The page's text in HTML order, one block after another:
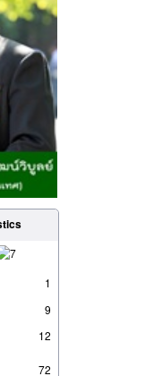
1
9
12
72